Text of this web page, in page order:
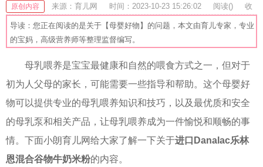
原创内容 来源：育儿网 时间：2023-10-23 15:26:02 阅读() 收
藏：48 分享：76 爆
导读：您正在阅读的是关于【母婴好物】的问题，本文由育儿专家，专业
的宝妈，高级营养师等整理监督编写。
母乳喂养是宝宝最健康和自然的喂食方式之一，但对于
初为人父母的家长，可能需要一些指导和帮助。这个母婴好
物可以提供专业的母乳喂养知识和技巧，以及最优质和安全
的母乳泵和相关产品，让母乳喂养成为一件愉悦和顺畅的事
情。下面小朗育儿网给大家了解一下关于进口Danalac乐林
恩混合谷物牛奶米粉的内容。